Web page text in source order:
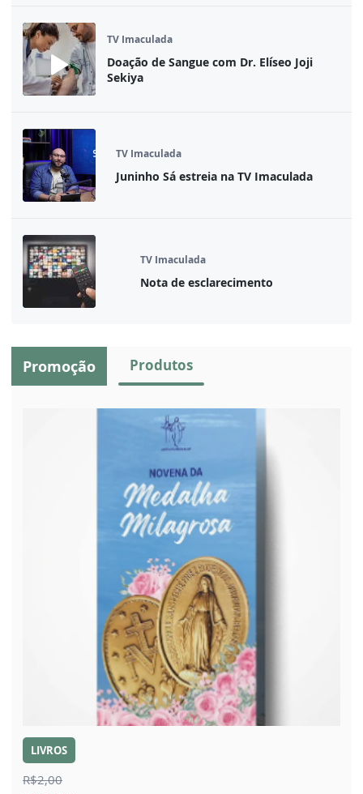
TV Imaculada
Doação de Sangue com Dr. Elíseo Joji
Sekiya
TV Imaculada
Juninho Sá estreia na TV Imaculada
TV Imaculada
Nota de esclarecimento
Promoção Produtos
LIVROS
R$2,00